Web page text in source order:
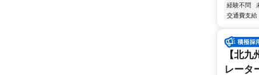
経験不問
交通費支給
【北
レータ